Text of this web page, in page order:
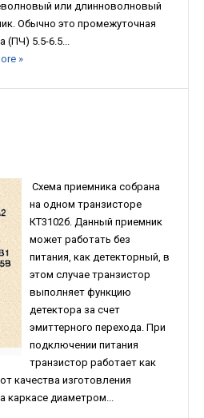
или длинноволновый
Обычно это промежуточная
(ПЧ) 5.5-6.5...
»
Схема приемника собрана
на одном транзисторе
КТ3102б. Данный приемник
может работать без
питания, как детекторный, в
этом случае транзистор
выполняет функцию
детектора за счет
эмиттерного перехода. При
подключении питания
транзистор работает как
качества изготовления
каркасе диаметром...